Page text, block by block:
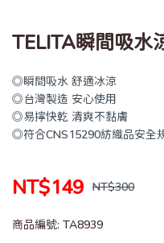
TELITA瞬間吸水
◎瞬間吸水 舒適冰涼
◎台灣製造 安心使用
◎易擰快乾 清爽不黏膚
◎符合CNS15290紡織品安全
NT$149 NT$300
商品編號: TA8939